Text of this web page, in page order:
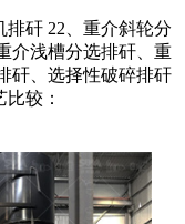
矸 22、重介斜轮分
介浅槽分选排矸、重
矸、选择性破碎排矸
较：